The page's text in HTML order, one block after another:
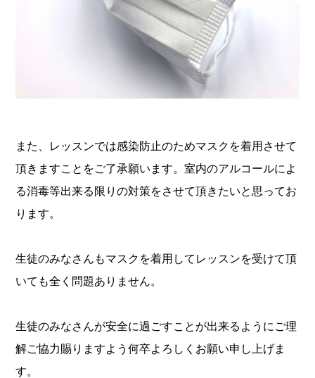
また、レッスンでは感染防止のためマスクを着用させて
頂きますことをご了承願います。室内のアルコールによ
る消毒等出来る限りの対策をさせて頂きたいと思ってお
ります。
生徒のみなさんもマスクを着用してレッスンを受けて頂
いても全く問題ありません。
生徒のみなさんが安全に過ごすことが出来るようにご理
解ご協力賜りますよう何卒よろしくお願い申し上げま
す。